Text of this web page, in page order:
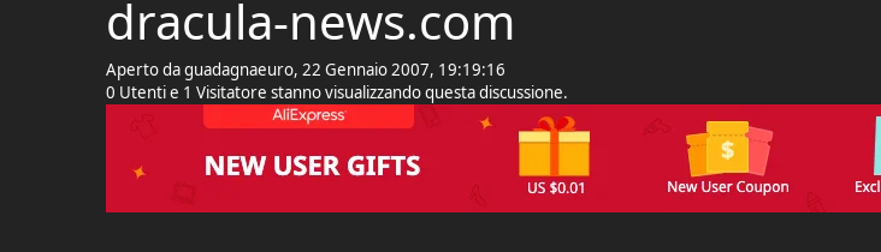
dracula-news.com
Aperto da guadagnaeuro, 22 Gennaio 2007, 19:19:16
0 Utenti e 1 Visitatore stanno visualizzando questa discussione.